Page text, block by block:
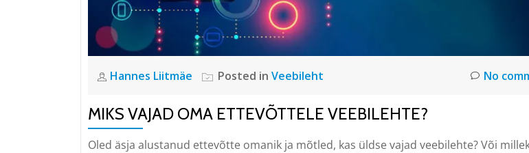
Hannes Liitmäe Posted in Veebileht No
MIKS VAJAD OMA ETTEVÕTTELE VEEBILEHTE?
Oled äsja alustanud ettevõtte omanik ja mõtled, kas üldse vajad veebilehte? Või